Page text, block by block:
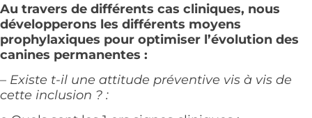
Au travers de différents cas cliniques, nous
développerons les différents moyens
prophylaxiques pour optimiser l’évolution des
canines permanentes :
– Existe t-il une attitude préventive vis à vis de
cette inclusion ? :